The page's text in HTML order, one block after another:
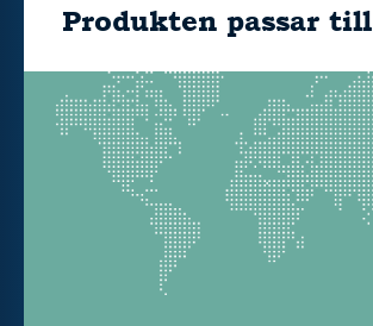
Produkten passar till